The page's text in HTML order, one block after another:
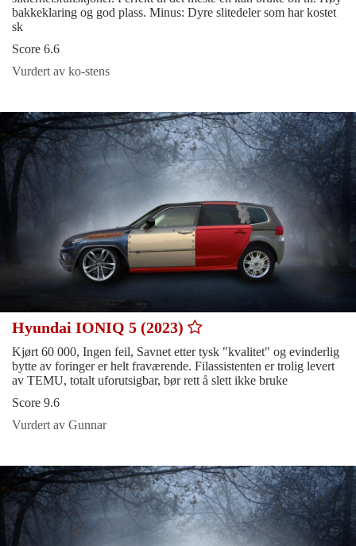
bakkeklaring og god plass. Minus: Dyre slitedeler som har kostet
sk
Score 6.6
Vurdert av ko-stens
Hyundai IONIQ 5 (2023)
Kjørt 60 000, Ingen feil, Savnet etter tysk "kvalitet" og evinderlig
bytte av foringer er helt fraværende. Filassistenten er trolig levert
av TEMU, totalt uforutsigbar, bør rett å slett ikke bruke
Score 9.6
Vurdert av Gunnar